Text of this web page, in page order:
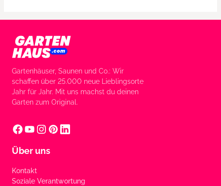
Gartenhäuser, Saunen und Co.: Wir
schaffen über 25.000 neue Lieblingsorte
Jahr für Jahr. Mit uns machst du deinen
Garten zum Original.
Über uns
Kontakt
Soziale Verantwortung